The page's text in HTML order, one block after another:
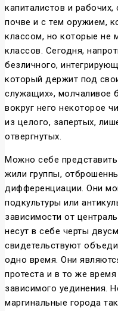
капиталистов и
почве и с тем оружием,
классом, но которые не
классов. Сегодня,
безличного,
который держит под
служащих», молчаливое
вокруг него некоторое
из целого, запертых,
отвергнутых.
Можно себе
жили группы,
дифференциации. Они
подкультуры или
зависимости от
несут в себе черты
свидетельствуют
одно время. Они
протеста и в то же
зависимого уединения.
маргинальные города